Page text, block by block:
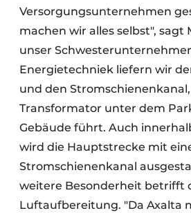
Versorgungsunternehmen
machen wir alles selbst", sagt
unser
Energietechniek liefern wir
und den
Transformator unter dem
Gebäude führt. Auch
wird die Hauptstrecke mit
Stromschienenkanal
weitere Besonderheit betrifft
Luftaufbereitung. "Da Axalta